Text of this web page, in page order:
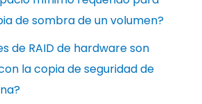
de sombra de un volumen?
de RAID de hardware son
la copia de seguridad de